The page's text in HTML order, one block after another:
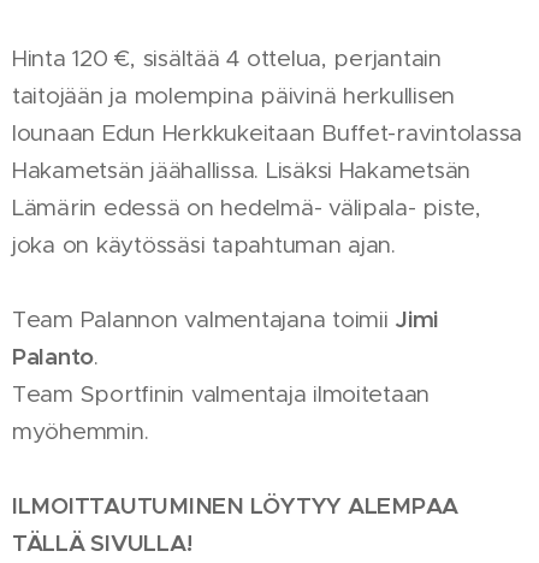
Hinta 120 €, sisältää 4 ottelua, perjantain
taitojään ja molempina päivinä herkullisen
lounaan Edun Herkkukeitaan Buffet-ravintolassa
Hakametsän jäähallissa. Lisäksi Hakametsän
Lämärin edessä on hedelmä- välipala- piste,
joka on käytössäsi tapahtuman ajan.
Team Palannon valmentajana toimii Jimi
Palanto.
Team Sportfinin valmentaja ilmoitetaan
myöhemmin.
ILMOITTAUTUMINEN LÖYTYY ALEMPAA
TÄLLÄ SIVULLA!